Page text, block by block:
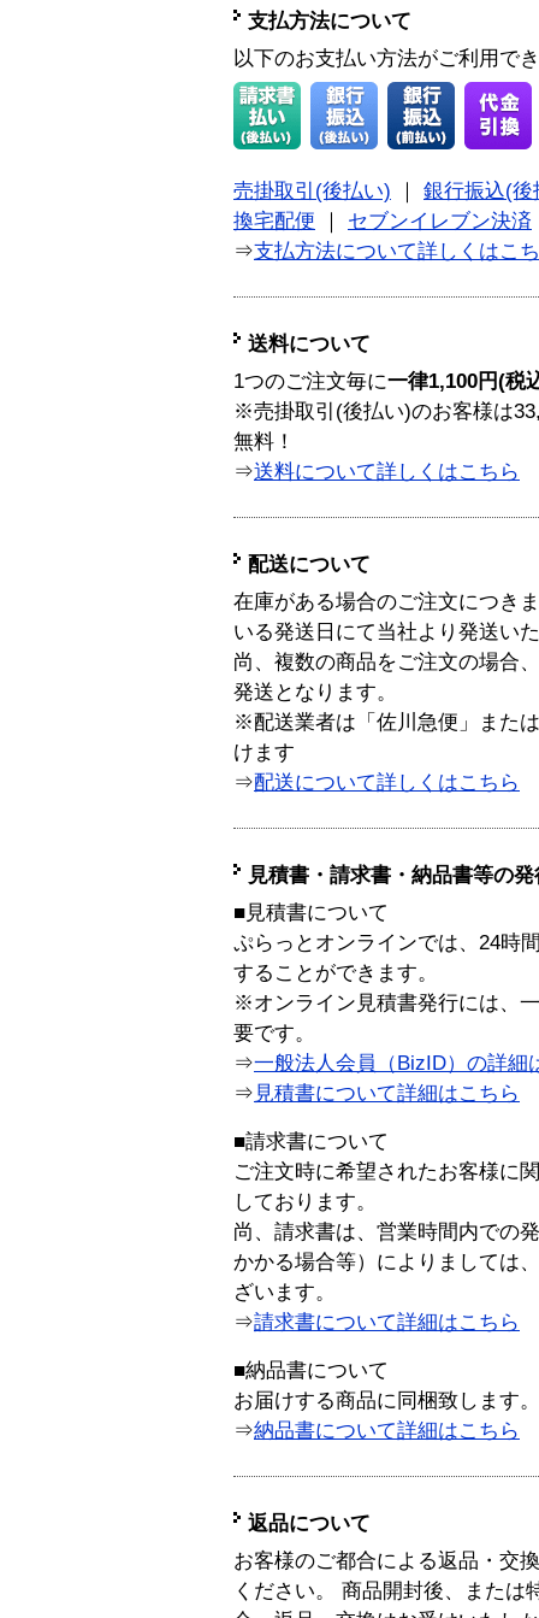
支払方法について
以下のお支払い方法がご利用で
売掛取引(後払い)
銀行振込(後
換宅配便
セブンイレブン決済
⇒支払方法について詳しくはこ
送料について
1つのご注文毎に一律1,100円(税
※売掛取引(後払い)のお客様は
無料！
⇒送料について詳しくはこちら
配送について
在庫がある場合のご注文につき
いる発送日にて当社より発送い
尚、複数の商品をご注文の場合
発送となります。
※配送業者は「佐川急便」また
けます
⇒配送について詳しくはこちら
見積書・請求書・納品書等の
■見積書について
ぷらっとオンラインでは、24時
することができます。
※オンライン見積書発行には、
要です。
⇒一般法人会員（BizID）の詳細
⇒ 見積書について詳細はこちら
■請求書について
ご注文時に希望されたお客様に
しております。
尚、請求書は、営業時間内での
かかる場合等）によりましては
ざいます。
⇒請求書について詳細はこちら
■納品書について
お届けする商品に同梱致します。
⇒納品書について詳細はこちら
返品について
お客様のご都合による返品・交
ください。 商品開封後、または